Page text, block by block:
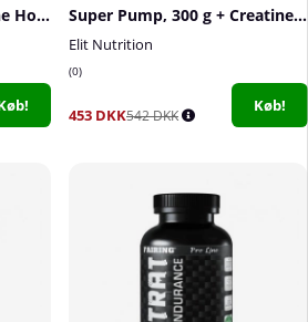
Chained Nutrition Off The Hook Stim Free, 525 g Super Pump, 300 g + Creatine Monohydrate, 300 g
Elit Nutrition
0
453 DKK542 DKK
Køb!